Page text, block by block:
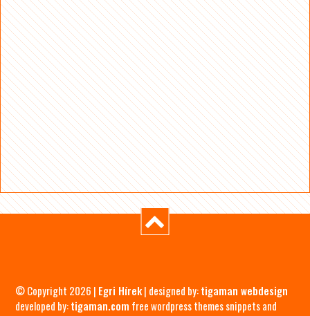
© Copyright 2026 | Egri Hírek| designed by:tigaman webdesign
developed by:tigaman.com free wordpress themes snippets and